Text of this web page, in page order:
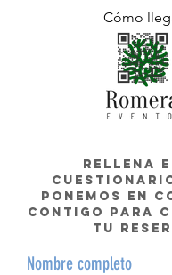
Cómo
rellena
ponemos en
contigo para
tu
Nombre completo